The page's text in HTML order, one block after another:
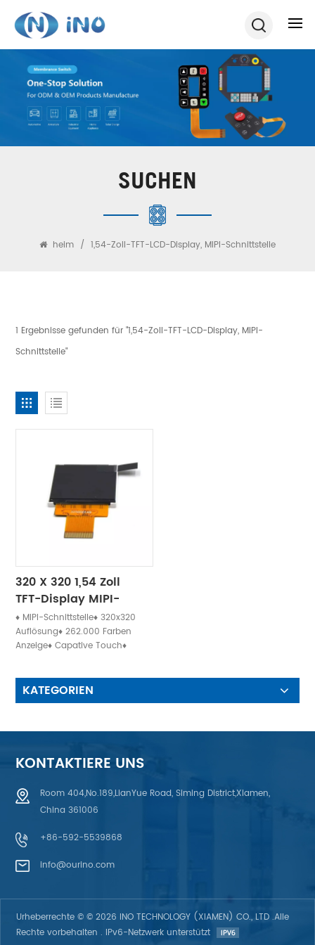
SUCHEN
heim / 1,54-Zoll-TFT-LCD-Display, MIPI-Schnittstelle
1 Ergebnisse gefunden für "1,54-Zoll-TFT-LCD-Display, MIPI-
Schnittstelle"
320 X 320 1,54 Zoll
TFT-Display MIPI-
Schnittstelle
♦ MIPI-Schnittstelle♦ 320x320
Auflösung♦ 262.000 Farben
Anzeige♦ Capative Touch♦
KATEGORIEN
KONTAKTIERE UNS
Room 404,No.189,LianYue Road, Siming District,Xiamen,
China 361006
+86-592-5539868
info@ourino.com
Urheberrechte © © 2026 INO TECHNOLOGY (XIAMEN) CO., LTD .Alle
Rechte vorbehalten . IPv6-Netzwerk unterstützt